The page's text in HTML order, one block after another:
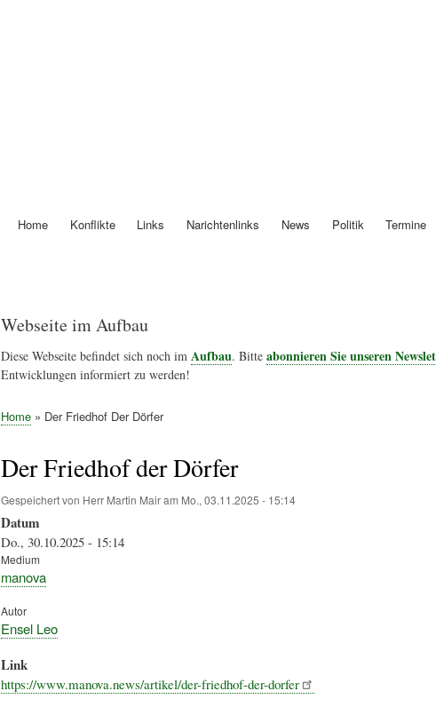
Home Konflikte Links Narichtenlinks News Politik Termine
Webseite im Aufbau
Diese Webseite befindet sich noch im Aufbau. Bitte abonnieren Sie unseren
Entwicklungen informiert zu werden!
Home Der Friedhof Der Dörfer
Der Friedhof der Dörfer
Gespeichert von Herr Martin Mairam Mo., 03.11.2025 - 15:14
Datum
Do., 30.10.2025 - 15:14
Medium
manova
Autor
Ensel Leo
Link
https://www.manova.news/artikel/der-friedhof-der-dorfer